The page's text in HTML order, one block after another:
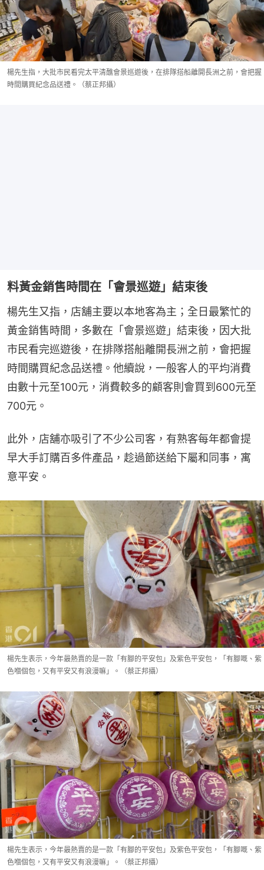
楊先生指，大批市民看完太平清醮會景巡遊後，在排隊搭船離開長洲之前，會把握
時間購買紀念品送禮。（蔡正邦攝）
料黃金銷售時間在「會景巡遊」結束後
楊先生又指，店舖主要以本地客為主；全日最繁忙的
黃金銷售時間，多數在「會景巡遊」結束後，因大批
市民看完巡遊後，在排隊搭船離開長洲之前，會把握
時間購買紀念品送禮。他續說，一般客人的平均消費
由數十元至100元，消費較多的顧客則會買到600元至
700元。
此外，店舖亦吸引了不少公司客，有熟客每年都會提
早大手訂購百多件產品，趁過節送給下屬和同事，寓
意平安。
楊先生表示，今年最熱賣的是一款「有腳的平安包」及紫色平安包，「有腳嘅、紫
色嗰個包，又有平安又有浪漫嘛」。（蔡正邦攝）
楊先生表示，今年最熱賣的是一款「有腳的平安包」及紫色平安包，「有腳嘅、紫
色嗰個包，又有平安又有浪漫嘛」。（蔡正邦攝）